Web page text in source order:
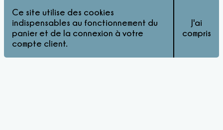
Ce site utilise des cookies
indispensables au fonctionnement du
panier et de la connexion à votre
compte client.
J'ai
compris